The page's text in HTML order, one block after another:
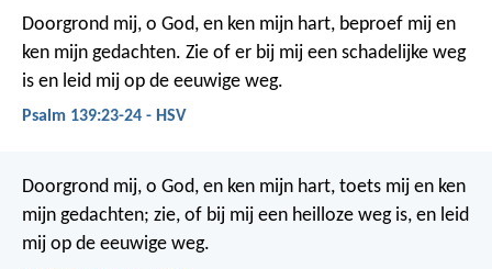
Doorgrond mij, o God, en ken mijn hart, beproef mij en
ken mijn gedachten. Zie of er bij mij een schadelijke weg
is en leid mij op de eeuwige weg.
Psalm 139:23-24 - HSV
Doorgrond mij, o God, en ken mijn hart, toets mij en ken
mijn gedachten; zie, of bij mij een heilloze weg is, en leid
mij op de eeuwige weg.